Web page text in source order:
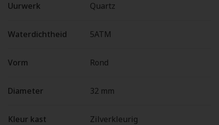
Uurwerk
Quartz
Waterdichtheid 5ATM
Vorm Rond
Diameter 32 mm
Kleur kast Zilverkleurig